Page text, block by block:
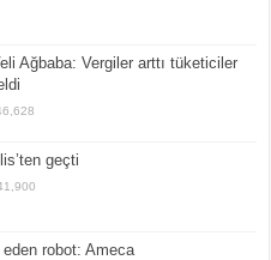
Ağbaba: Vergiler arttı tüketiciler
geçti
robot: Ameca